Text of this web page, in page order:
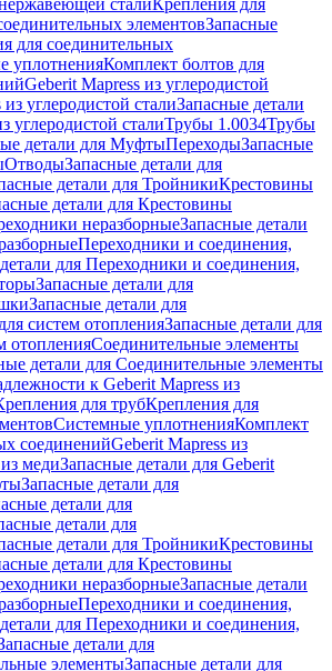
сталиКрепления для
элементовЗапасные
для соединительных
уплотненияКомплект болтов для
Geberit Mapress из углеродистой
углеродистой сталиЗапасные детали
углеродистой сталиТрубы 1.0034Трубы
детали для МуфтыПереходыЗапасные
ОтводыЗапасные детали для
детали для ТройникиКрестовины
детали для Крестовины
неразборныеЗапасные детали
Переходники и соединения,
для Переходники и соединения,
Запасные детали для
Запасные детали для
систем отопленияЗапасные детали для
отопленияСоединительные элементы
детали для Соединительные элементы
к Geberit Mapress из
для трубКрепления для
Системные уплотненияКомплект
соединенийGeberit Mapress из
медиЗапасные детали для Geberit
Запасные детали для
детали для
детали для
детали для ТройникиКрестовины
детали для Крестовины
неразборныеЗапасные детали
Переходники и соединения,
для Переходники и соединения,
детали для
элементыЗапасные детали для